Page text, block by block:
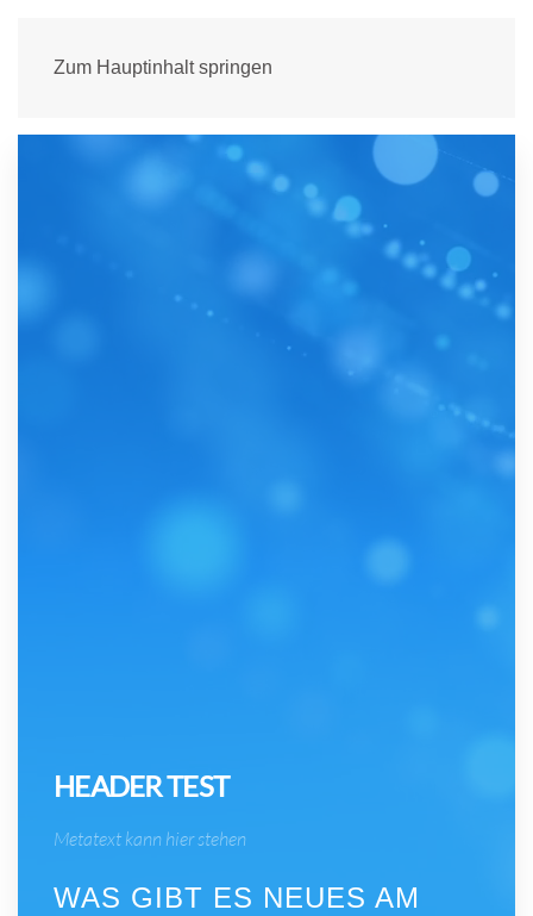
Zum Hauptinhalt springen
HEADER TEST
Metatext kann hier stehen
WAS GIBT ES NEUES AM